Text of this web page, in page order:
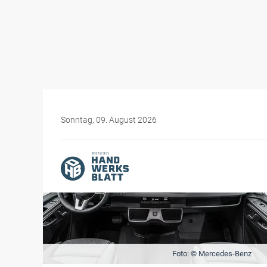
Sonntag, 09. August 2026
Foto: © Mercedes-Benz